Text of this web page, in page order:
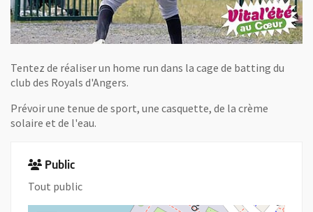
Tentez de réaliser un home run dans la cage de batting du
club des Royals d'Angers.
Prévoir une tenue de sport, une casquette, de la crème
solaire et de l'eau.
Public
Tout public